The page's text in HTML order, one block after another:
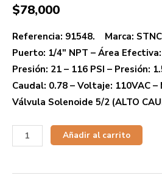
$78,000
Referencia: 91548. Marca:
Puerto: 1/4″ NPT – Área
Presión: 21 – 116 PSI – Presión:
Caudal: 0.78 – Voltaje: 110VAC
Válvula Solenoide 5/2 (ALTO
Añadir al carrito